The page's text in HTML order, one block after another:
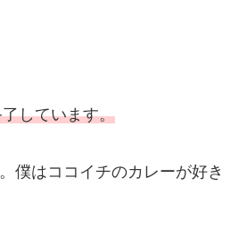
しています。
僕はココイチのカレーが好き